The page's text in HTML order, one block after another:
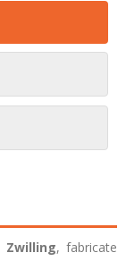
Zwilling, fabricate